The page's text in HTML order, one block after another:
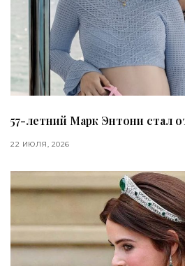
57-летний Марк Энтони стал
22 ИЮЛЯ, 2026